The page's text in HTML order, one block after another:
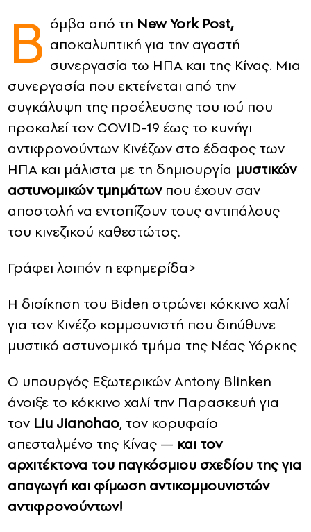
Β όμβα από τη New York Post,
αποκαλυπτική για την αγαστή
συνεργασία τω ΗΠΑ και της Κίνας. Μια
συνεργασία που εκτείνεται από την
συγκάλυψη της προέλευσης του ιού που
προκαλεί τον COVID-19 έως το κυνήγι
αντιφρονούντων Κινέζων στο έδαφος των
ΗΠΑ και μάλιστα με τη δημιουργία μυστικών
αστυνομικών τμημάτωνπου έχουν σαν
αποστολή να εντοπίζουν τους αντιπάλους
του κινεζικού καθεστώτος.
Γράφει λοιπόν η εφημερίδα>
Η διοίκηση του Biden στρώνει κόκκινο χαλί
για τον Κινέζο κομμουνιστή που διηύθυνε
μυστικό αστυνομικό τμήμα της Νέας Υόρκης
Ο υπουργός Εξωτερικών Antony Blinken
άνοιξε το κόκκινο χαλί την Παρασκευή για
τον Liu Jianchao, τον κορυφαίο
απεσταλμένο της Κίνας — και τον
αρχιτέκτονα του παγκόσμιου σχεδίου της για
απαγωγή και φίμωση αντικομμουνιστών
αντιφρονούντων!